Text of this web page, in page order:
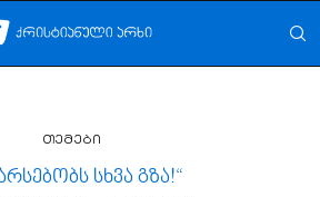
თემები
სხვა გზა!“